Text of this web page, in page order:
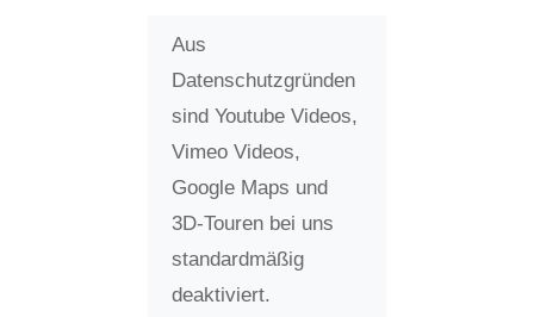
Aus
Datenschutzgründen
sind Youtube Videos,
Vimeo Videos,
Google Maps und
3D-Touren bei uns
standardmäßig
deaktiviert.